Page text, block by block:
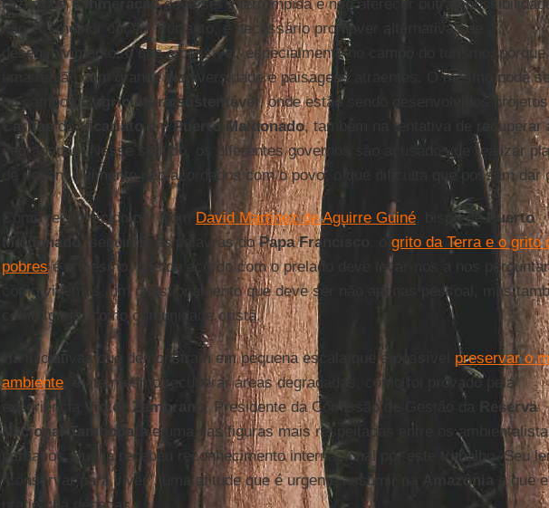
Dizer que a mineraçãodeve ser interrompida e não oferecer outras
não é a melhor opção. Portanto, é necessário promover alternativas de
desenvolvimento, o que é possível, especialmente no campo do turismo, porque
uma região com grande biodiversidade e paisagens atraentes. O mesmo pode
no campo da agricultura sustentável, onde estão sendo desenvolvidos
CaritasdoVicariato emPuerto Maldonado, também na tentativa de recuperar
degradadas. Nesse sentido, os diferentes governos são acusados de realizar
de desenvolvimento não acordados com o povo, o que dificulta que possam dar
Como reconhecido por Dom David Martinez de Aguirre Guiné, bispo de Puerto
Maldonado
, seguindo as palavras doPapa Francisco
grito da Terra e o grito
pobresé o mesmo, que de acordo com o prelado deve levar-nos a nos
como vivemos, um questionamento que deve ser não apenas pessoal, mas
como Igreja, como comunidade cristã.
Há iniciativas que demonstram em pequena escala que é possível preservar o
ambiente, e até mesmo recuperar áreas degradadas, como foi provado pela
experiência
Victor Zambrano , Presidente da Comissão de Gestão da
Reserva
Nacional Tambopata e uma das figuras mais respeitadas entre os
peruanos, que já recebeu reconhecimento internacional por este trabalho. Seu
"conservar para viver", uma atitude que é urgente assumir na
Amazônia
e que